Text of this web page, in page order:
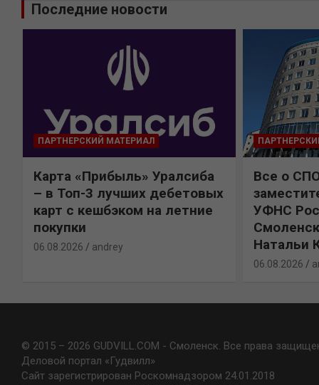
Последние новости
ПАРТНЕРСКИЙ МАТЕРИАЛ
Карта «Прибыль» Уралсиба
– в Топ-3 лучших дебетовых
карт с кешбэком на летние
покупки
06.08.2026 andrey
Все о
УФНС
Натальи
06.08.2026
© 2015 – 2026 GUDVILL.COM - Смоленск. Все права
Деловой портал «Гудвилл»
Сайт зарегистрирован Роскомнадзором 24.01.2018